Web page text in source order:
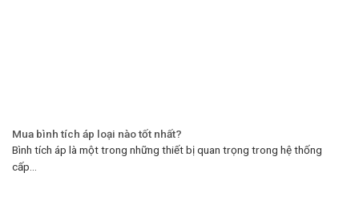
Mua bình tích áp loại nào tốt nhất?
Bình tích áp là một trong những thiết bị quan trọng trong hệ thống
cấp...